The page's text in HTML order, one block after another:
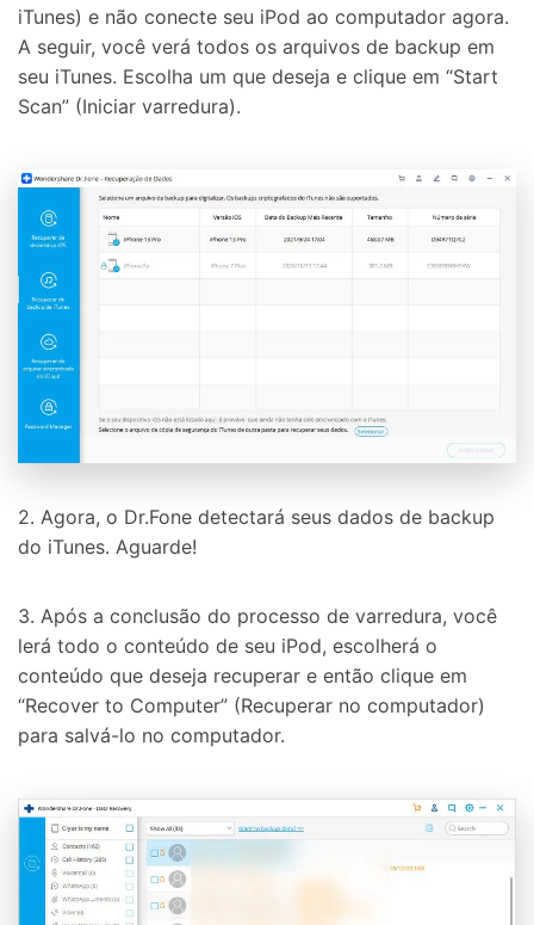
Controle seu celular com Dr.Fone
50M+ usuários, 17+ anos
Desbloqueie e repare seu celular
iTunes) e não conecte seu iPod ao computador agora.
A seguir, você verá todos os arquivos de backup em
seu iTunes. Escolha um que deseja e clique em “Start
Scan” (Iniciar varredura).
2. Agora, o Dr.Fone detectará seus dados de backup
do iTunes. Aguarde!
3. Após a conclusão do processo de varredura, você
lerá todo o conteúdo de seu iPod, escolherá o
conteúdo que deseja recuperar e então clique em
“Recover to Computer” (Recuperar no computador)
para salvá-lo no computador.